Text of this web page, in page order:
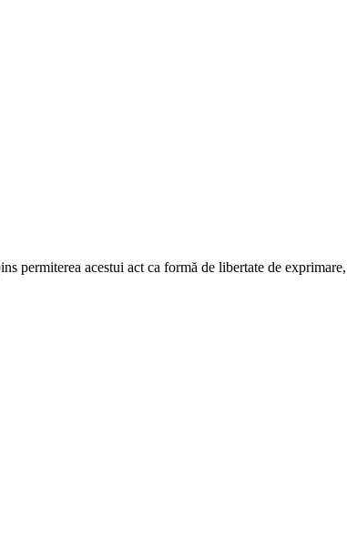
permiterea acestui act ca formă de libertate de